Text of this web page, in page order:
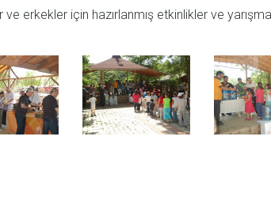
erkekler için hazırlanmış etkinlikler ve